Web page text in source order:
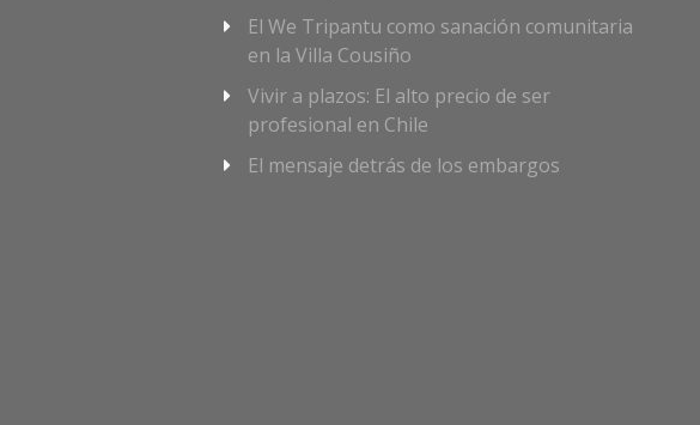
El We Tripantu como sanación comunitaria
en la Villa Cousiño
Vivir a plazos: El alto precio de ser
profesional en Chile
El mensaje detrás de los embargos